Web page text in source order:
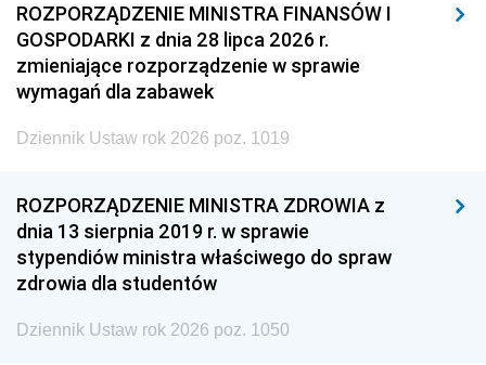
ROZPORZĄDZENIE MINISTRA FINANSÓW I
GOSPODARKI z dnia 28 lipca 2026 r.
zmieniające rozporządzenie w sprawie
wymagań dla zabawek
Dziennik Ustaw rok 2026 poz. 1019
ROZPORZĄDZENIE MINISTRA ZDROWIA z
dnia 13 sierpnia 2019 r. w sprawie
stypendiów ministra właściwego do spraw
zdrowia dla studentów
Dziennik Ustaw rok 2026 poz. 1050